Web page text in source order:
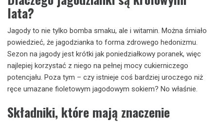
lata?
Jagody to nie tylko bomba smaku, ale i witamin. Można śmiało
powiedzieć, że jagodzianka to forma zdrowego hedonizmu.
Sezon na jagody jest krótki jak poniedziałkowy poranek, więc
najlepiej korzystać z niego na pełnej mocy cukierniczego
potencjału. Poza tym – czy istnieje coś bardziej uroczego niż
ręce umazane fioletowym jagodowym sokiem? No właśnie.
Składniki, które mają znaczenie